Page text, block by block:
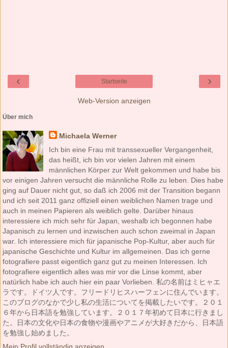
‹ ›
Startseite
Web-Version anzeigen
Über mich
Michaela Werner
Ich bin eine Frau mit transsexueller Vergangenheit,
das heißt, ich bin vor vielen Jahren mit einem
männlichen Körper zur Welt gekommen und habe bis
vor einigen Jahren versucht die männliche Rolle zu leben. Dies habe
ging auf Dauer nicht gut, so daß ich 2006 mit der Transition begann
und ich seit 2011 ganz offiziell einen weiblichen Namen trage und
auch in meinen Papieren als weiblich gelte. Darüber hinaus
interessiere ich mich sehr für Japan, weshalb ich begonnen habe
Japanisch zu lernen und inzwischen auch schon zweimal in Japan
war. Ich interessiere mich für japanische Pop-Kultur, aber auch für
japanische Geschichte und Kultur im allgemeinen. Das ich gerne
fotografiere passt eigentlich ganz gut zu meinen Interessen. Ich
fotografiere eigentlich alles was mir vor die Linse kommt, aber
natürlich habe ich auch hier ein paar Vorlieben. 私の名前はミヒャエ
ラです。ドイツ人です。フリードリヒスハーフェンに住んでいます。
このブログのなかで少し私の生活についてを掲載したいです。２０１
６年から日本語を勉強しています。２０１７年初めて日本に行きまし
た。日本の文化や日本の食物や漫画やアニメが大好きだから、日本語
を勉強し始めました。